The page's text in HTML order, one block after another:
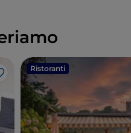
Ristoranti